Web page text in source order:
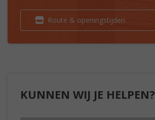
Route & openingstijden
KUNNEN WIJ JE HELPEN?